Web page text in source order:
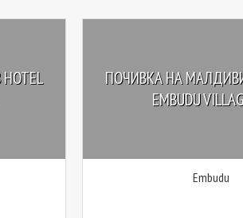
ПОЧИВКА НА
EMBUDU
Embudu